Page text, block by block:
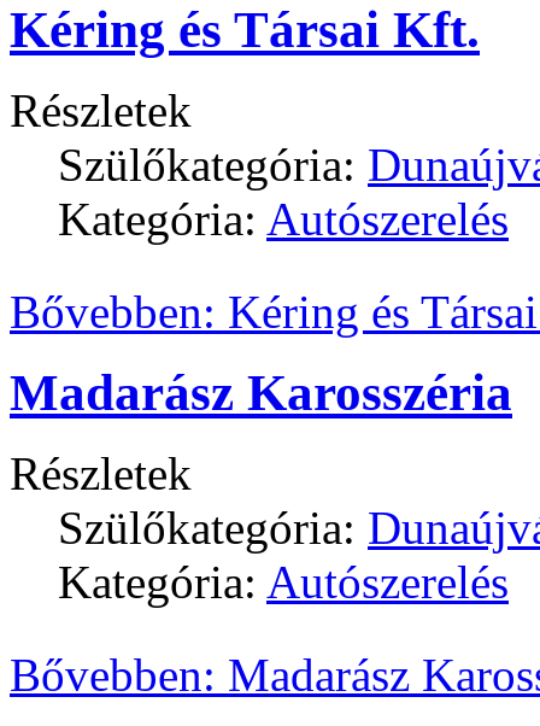
Kéring és Társai Kft.
Részletek
Szülőkategória:
Kategória: Autószerelés
Bővebben: Kéring és
Madarász Karosszéria
Részletek
Szülőkategória:
Kategória: Autószerelés
Bővebben: Madarász